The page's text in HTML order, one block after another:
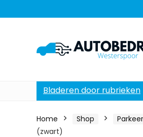
Bladeren door rubrieken
Home Shop
(zwart)